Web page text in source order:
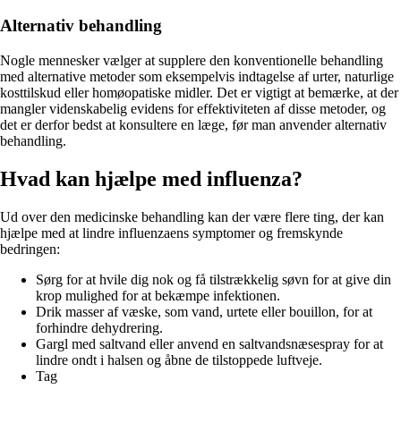
Alternativ behandling
Nogle mennesker vælger at supplere den konventionelle behandling
med alternative metoder som eksempelvis indtagelse af urter, naturlige
kosttilskud eller homøopatiske midler. Det er vigtigt at bemærke, at der
mangler videnskabelig evidens for effektiviteten af disse metoder, og
det er derfor bedst at konsultere en læge, før man anvender alternativ
behandling.
Hvad kan hjælpe med influenza?
Ud over den medicinske behandling kan der være flere ting, der kan
hjælpe med at lindre influenzaens symptomer og fremskynde
bedringen:
Sørg for at hvile dig nok og få tilstrækkelig søvn for at give din
krop mulighed for at bekæmpe infektionen.
Drik masser af væske, som vand, urtete eller bouillon, for at
forhindre dehydrering.
Gargl med saltvand eller anvend en saltvandsnæsespray for at
lindre ondt i halsen og åbne de tilstoppede luftveje.
Tag